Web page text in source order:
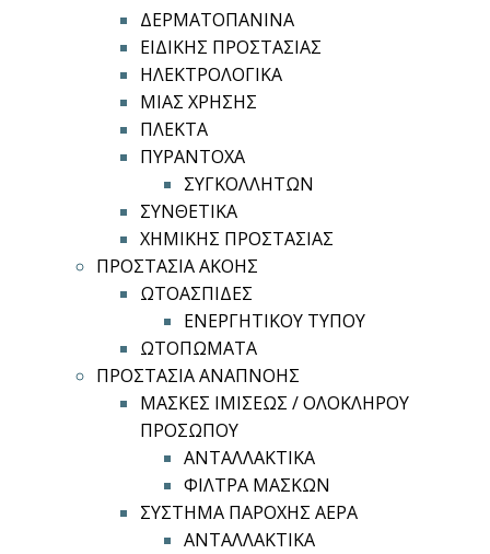
ΔΕΡΜΑΤΟΠΑΝΙΝΑ
ΕΙΔΙΚΗΣ ΠΡΟΣΤΑΣΙΑΣ
ΗΛΕΚΤΡΟΛΟΓΙΚΑ
ΜΙΑΣ ΧΡΗΣΗΣ
ΠΛΕΚΤΑ
ΠΥΡΑΝΤΟΧΑ
ΣΥΓΚΟΛΛΗΤΩΝ
ΣΥΝΘΕΤΙΚΑ
ΧΗΜΙΚΗΣ ΠΡΟΣΤΑΣΙΑΣ
ΠΡΟΣΤΑΣΙΑ ΑΚΟΗΣ
ΩΤΟΑΣΠΙΔΕΣ
ΕΝΕΡΓΗΤΙΚΟΥ ΤΥΠΟΥ
ΩΤΟΠΩΜΑΤΑ
ΠΡΟΣΤΑΣΙΑ ΑΝΑΠΝΟΗΣ
ΜΑΣΚΕΣ ΙΜΙΣΕΩΣ / ΟΛΟΚΛΗΡΟΥ
ΠΡΟΣΩΠΟΥ
ΑΝΤΑΛΛΑΚΤΙΚΑ
ΦΙΛΤΡΑ ΜΑΣΚΩΝ
ΣΥΣΤΗΜΑ ΠΑΡΟΧΗΣ ΑΕΡΑ
ΑΝΤΑΛΛΑΚΤΙΚΑ